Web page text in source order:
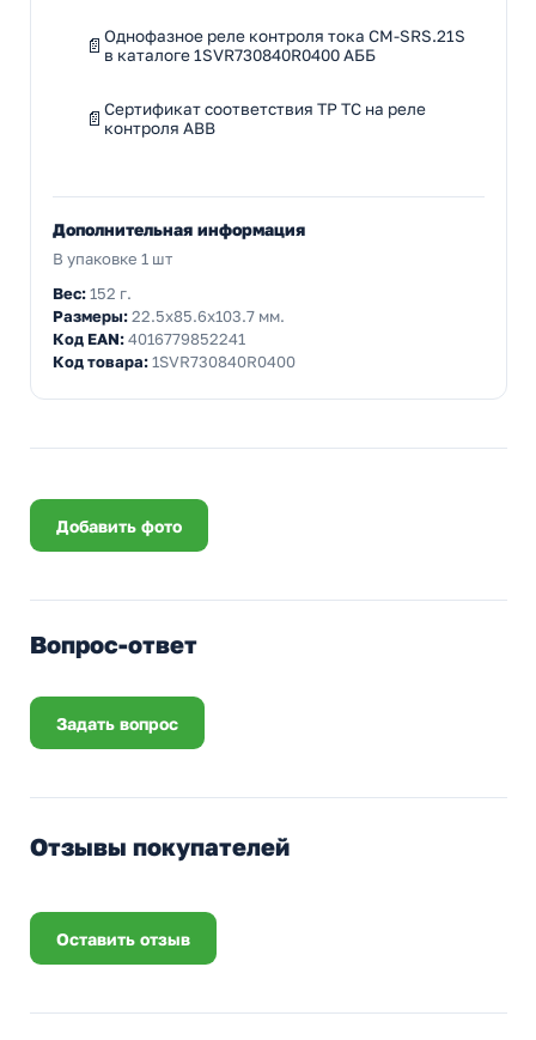
Однофазное реле контроля тока CM-SRS.21S
в каталоге 1SVR730840R0400 АББ
Сертификат соответствия ТР ТС на реле
контроля ABB
Дополнительная информация
В упаковке 1 шт
Вес:152 г.
Размеры:22.5x85.6x103.7 мм.
Код EAN:4016779852241
Код товара:1SVR730840R0400
Добавить фото
Вопрос-ответ
Задать вопрос
Отзывы покупателей
Оставить отзыв